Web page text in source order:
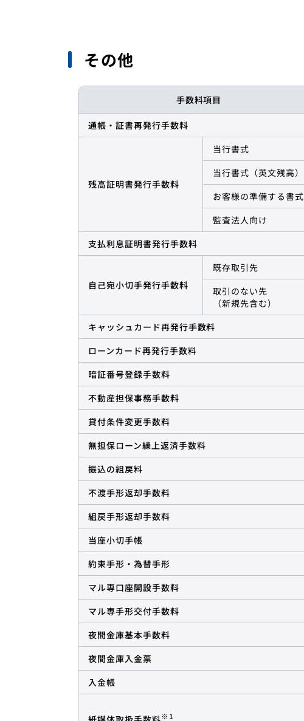
その他
手数料項目
通帳・証書再発行手数料
残高証明書発行手数料
当行書式
当行書式（英文残高）
お客様の準備する書式
監査法人向け
支払利息証明書発行手数料
自己宛小切手発行手数料
既存取引先
取引のない先
（新規先含む）
キャッシュカード再発行手数料
ローンカード再発行手数料
暗証番号登録手数料
不動産担保事務手数料
貸付条件変更手数料
無担保ローン繰上返済手数料
振込の組戻料
不渡手形返却手数料
組戻手形返却手数料
当座小切手帳
約束手形・為替手形
マル専口座開設手数料
マル専手形交付手数料
夜間金庫基本手数料
夜間金庫入金票
入金帳
※1